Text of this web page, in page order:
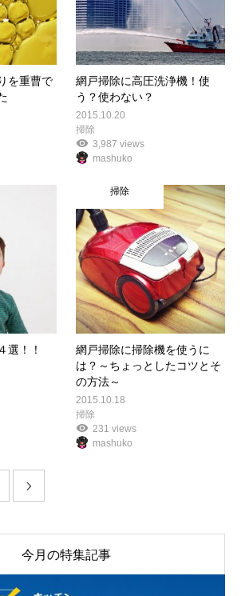
を重曹で
網戸掃除に高圧洗浄機！使
う？使わない？
2015.10.20
掃除
3,987 views
mashuko
選！！
掃除
網戸掃除に掃除機を使うに
は？～ちょっとしたコツとそ
の方法～
2015.10.18
掃除
231 views
mashuko

今月の特集記事